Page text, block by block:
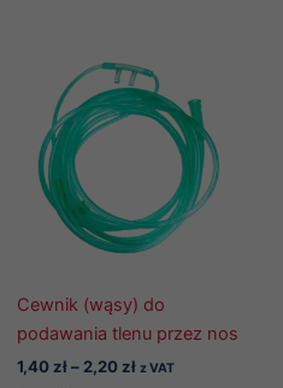
3,00 zł
Cewnik (wąsy) do
podawania tlenu przez nos
1,40 zł – 2,20 złZakres
z VAT